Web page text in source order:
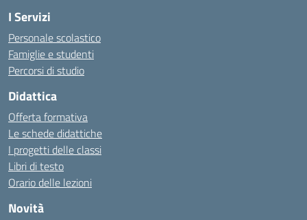
I Servizi
Personale scolastico
Famiglie e studenti
Percorsi di studio
Didattica
Offerta formativa
Le schede didattiche
I progetti delle classi
Libri di testo
Orario delle lezioni
Novità